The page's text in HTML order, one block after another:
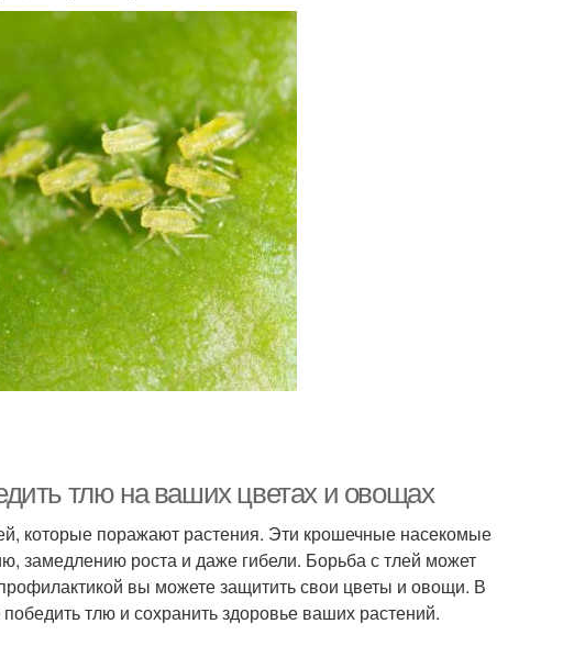
тлю на ваших цветах и овощах
которые поражают растения. Эти крошечные насекомые
замедлению роста и даже гибели. Борьба с тлей может
вы можете защитить свои цветы и овощи. В
тлю и сохранить здоровье ваших растений.